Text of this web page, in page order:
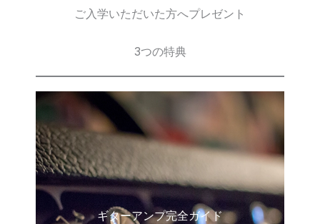
ご入学いただいた方へプレゼント
3つの特典
ギターアンプ完全ガイド